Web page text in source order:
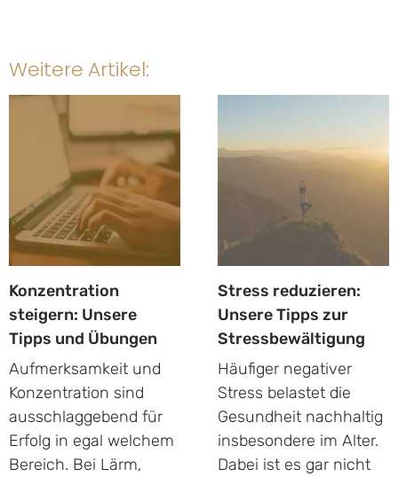
Weitere Artikel:
Konzentration
steigern: Unsere
Tipps und Übungen
Aufmerksamkeit und
Konzentration sind
ausschlaggebend für
Erfolg in egal welchem
Bereich. Bei Lärm,
Stress reduzieren:
Unsere Tipps zur
Stressbewältigung
Häufiger negativer
Stress belastet die
Gesundheit nachhaltig
insbesondere im Alter.
Dabei ist es gar nicht